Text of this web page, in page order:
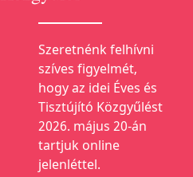
Szeretnénk felhívni
szíves figyelmét,
hogy az idei Éves és
Tisztújító Közgyűlést
2026. május 20-án
tartjuk online
jelenléttel.